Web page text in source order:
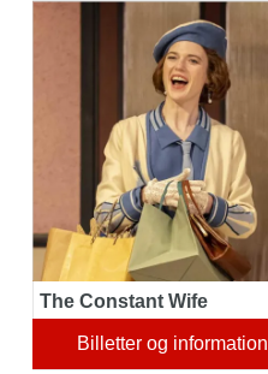
The Constant Wife
The Constant Wife
Billetter og information